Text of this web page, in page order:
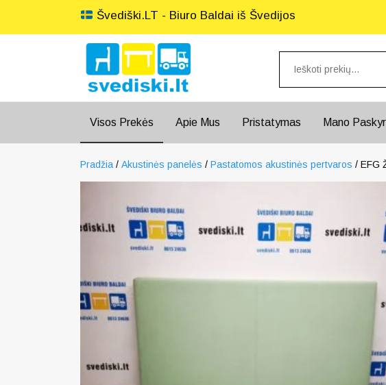
Švediški.LT - Biuro Baldai iš Švedijos
Visos Prekės Apie Mus Pristatymas Mano
Pradžia / Akustinės panelės / Pastatomos akustinės pertvaros / EFG